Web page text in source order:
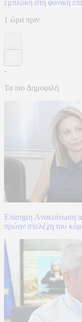
εμπλοκή στη φονική
1 ώρα πριν
-
Τα πιο Δημοφιλή
Επίσημη Aνακοίνωση
πρώην στελέχη του